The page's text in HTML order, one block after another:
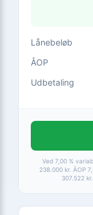
Lånebeløb
ÅOP
Udbetaling
Ved 7,00 %
238.000 kr. ÅOP
307.522